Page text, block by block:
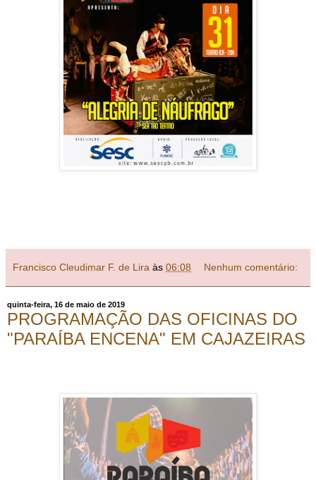
Francisco Cleudimar F. de Lira às 06:08 Nenhum comentário:
quinta-feira, 16 de maio de 2019
PROGRAMAÇÃO DAS OFICINAS DO
"PARAÍBA ENCENA" EM CAJAZEIRAS